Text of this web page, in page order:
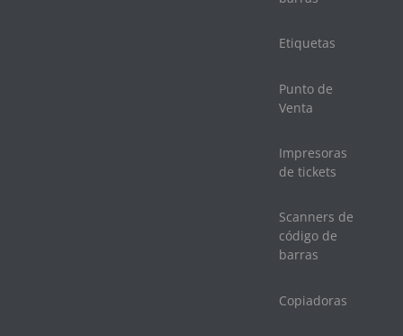
Etiquetas
Punto de
Venta
Impresoras
de tickets
Scanners de
código de
barras
Copiadoras